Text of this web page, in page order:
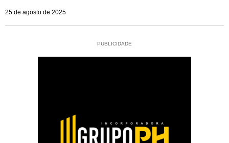
25 de agosto de 2025
PUBLICIDADE